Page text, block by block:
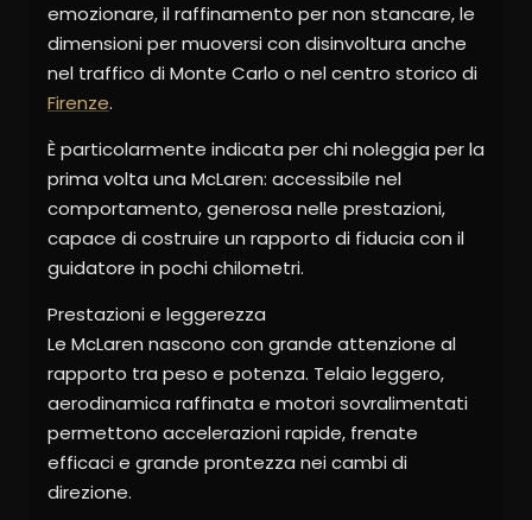
emozionare, il raffinamento per non stancare, le
dimensioni per muoversi con disinvoltura anche
nel traffico di Monte Carlo o nel centro storico di
Firenze.
È particolarmente indicata per chi noleggia per la
prima volta una McLaren: accessibile nel
comportamento, generosa nelle prestazioni,
capace di costruire un rapporto di fiducia con il
guidatore in pochi chilometri.
Prestazioni e leggerezza
Le McLaren nascono con grande attenzione al
rapporto tra peso e potenza. Telaio leggero,
aerodinamica raffinata e motori sovralimentati
permettono accelerazioni rapide, frenate
efficaci e grande prontezza nei cambi di
direzione.